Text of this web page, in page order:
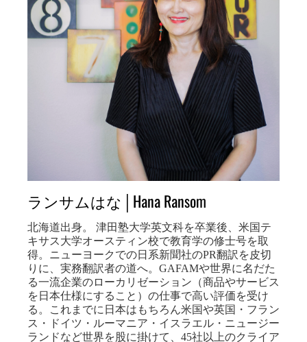
ランサムはな│Hana Ransom
北海道出身。 津田塾大学英文科を卒業後、米国テ
キサス大学オースティン校で教育学の修士号を取
得。ニューヨークでの日系新聞社のPR翻訳を皮切
りに、実務翻訳者の道へ。GAFAMや世界に名だた
る一流企業のローカリゼーション（商品やサービス
を日本仕様にすること）の仕事で高い評価を受け
る。これまでに日本はもちろん米国や英国・フラン
ス・ドイツ・ルーマニア・イスラエル・ニュージー
ランドなど世界を股に掛けて、45社以上のクライア